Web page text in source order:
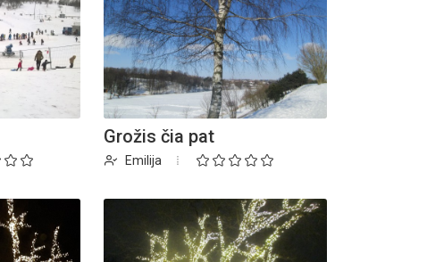
Grožis čia pat
Emilija